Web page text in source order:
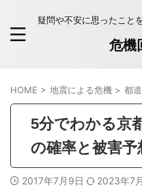
疑問や不安に思ったこと
危機
HOME > 地震による危機 > 都
5分でわかる京
の確率と被害
2017年7月9日 2023年7